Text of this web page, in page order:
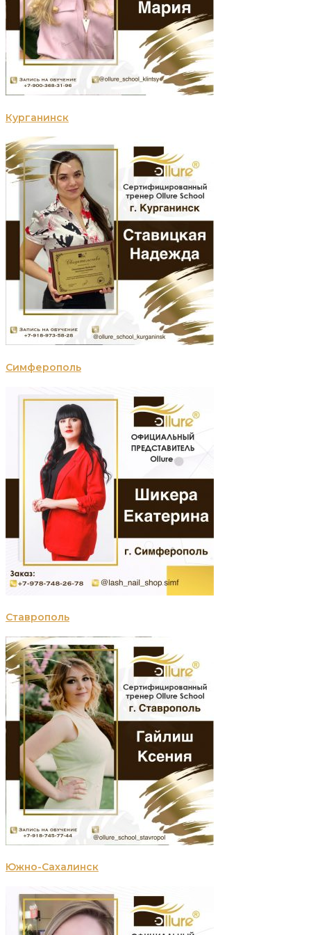
Курганинск
Симферополь
Ставрополь
Южно-Сахалинск